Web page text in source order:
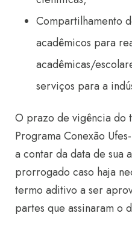
Compartilhamento
acadêmicos para
acadêmicas/
serviços para a
O prazo de vigência do
Programa Conexão
a contar da data de sua
prorrogado caso haja
termo aditivo a ser
partes que assinaram o